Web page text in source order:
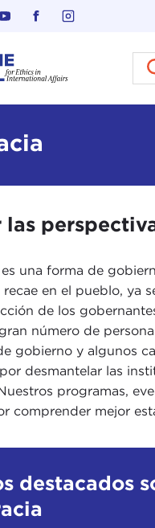
Carnegie
las
una forma de
en el pueblo, ya
de los
número de
gobierno y algunos
desmantelar las
programas,
comprender mejor
destacados